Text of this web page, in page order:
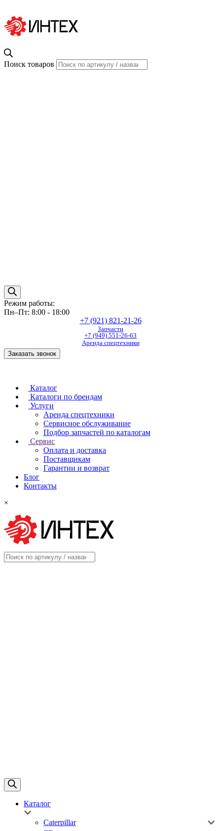
Поиск товаров
Режим работы:
Пн–Пт: 8:00 - 18:00
+7 (921) 821-21-26
Запчасти
+7 (949) 551-26-63
Аренда спецтехники
Заказать звонок
Каталог
Каталоги по брендам
Услуги
Аренда спецтехники
Сервисное обслуживание
Подбор запчастей по каталогам
Сервис
Оплата и доставка
Поставщикам
Гарантии и возврат
Блог
Контакты
×
Каталог
Caterpillar